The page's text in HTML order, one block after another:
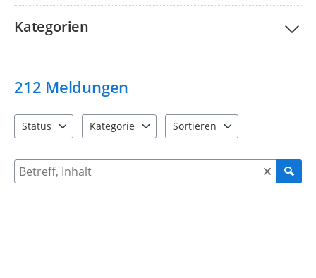
Bitte nehmen Sie unsere Teilnahmebedingungen und
zur Kenntnis.
Kategorien
212 Meldungen
Status
Kategorie
Sortieren
Suche nach Meldungen und Kommentaren